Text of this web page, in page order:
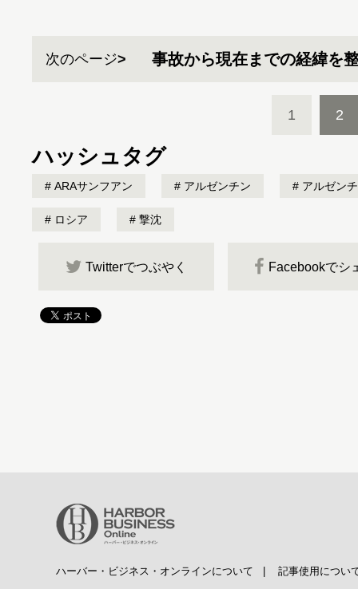
次のページ 事故から現在までの経緯を
1 2
ハッシュタグ
ARAサンフアン アルゼンチン アルゼン
ロシア 撃沈
Twitterでつぶやく Facebookでシ
ハーバー・ビジネス・オンラインについて 記事使用につい